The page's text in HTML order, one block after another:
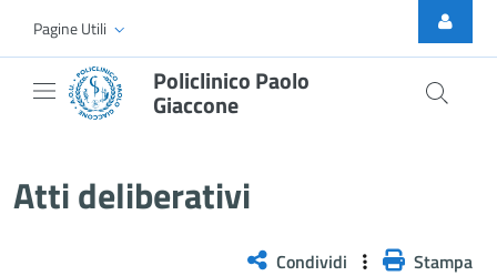
Skip to Main Content
Pagine Utili
Policlinico Paolo
Giaccone
Atti deliberativi
Condividi Stampa